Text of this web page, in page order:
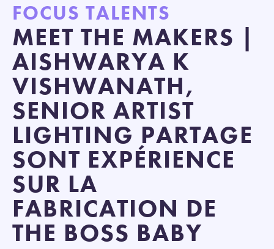
FOCUS TALENTS
MEET THE MAKERS |
AISHWARYA K
VISHWANATH,
SENIOR ARTIST
LIGHTING PARTAGE
SONT EXPÉRIENCE
SUR LA
FABRICATION DE
THE BOSS BABY